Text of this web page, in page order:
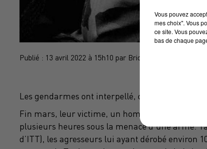
Publié : 13 avril 2022 à 15h10 par Brice Vidal
Les gendarmes ont interpellé, ce mardi, 5
Fin mars, leur victime, un homme d’une
plusieurs heures sous la menace d’une arme.
d’ITT), les agresseurs lui ayant dérobé environ
Vous pouvez
mes choix". Vous
ce site. Vous
bas de chaque